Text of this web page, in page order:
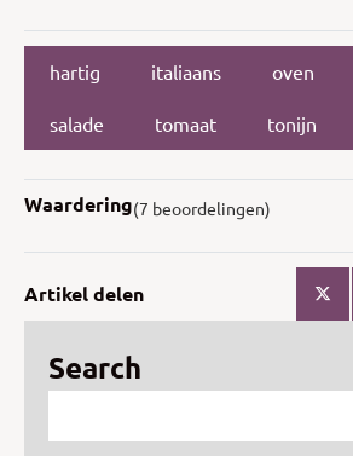
hartig italiaans oven
salade tomaat tonijn
Waardering(7 beoordelingen)
Artikel delen
Search